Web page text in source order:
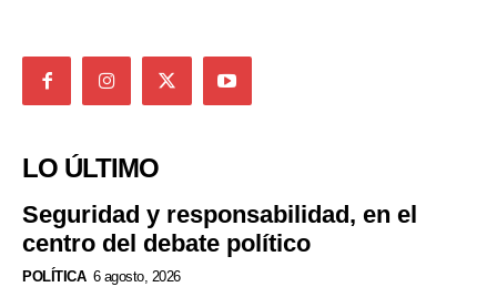
LO ÚLTIMO
Seguridad y responsabilidad, en el
centro del debate político
POLÍTICA 6 agosto, 2026